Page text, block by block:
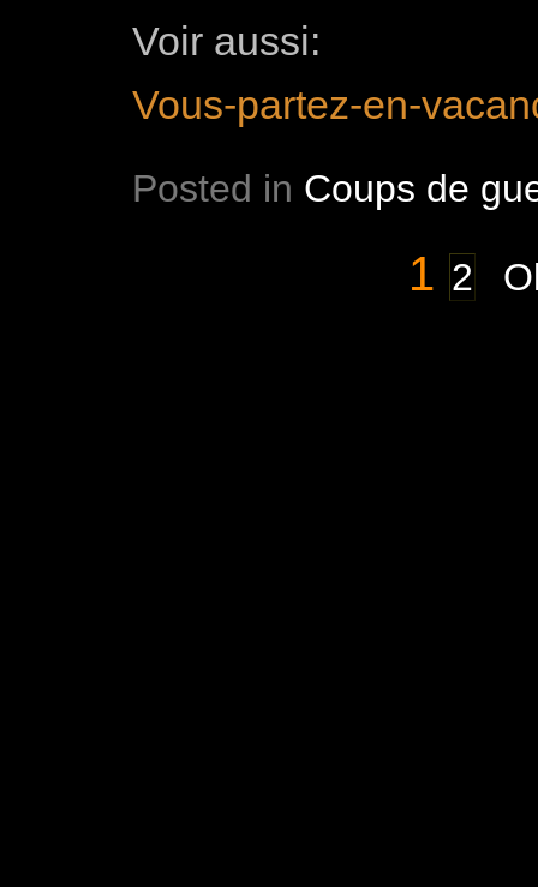
Voir aussi:
Vous-partez-en-
Posted in Coups de
1 2